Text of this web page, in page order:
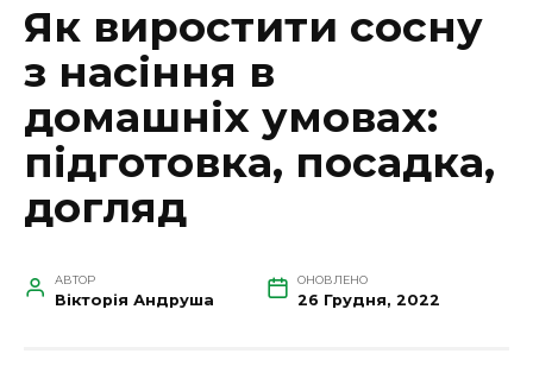
Як виростити сосну
з насіння в
домашніх умовах:
підготовка, посадка,
догляд
АВТОР
Вікторія Андруша
ОНОВЛЕНО
26 Грудня, 2022